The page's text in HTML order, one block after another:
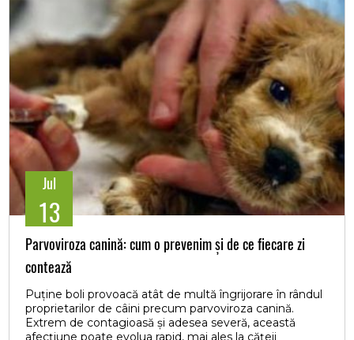
Jul
13
Parvoviroza canină: cum o prevenim și de ce fiecare zi
contează
Puține boli provoacă atât de multă îngrijorare în rândul
proprietarilor de câini precum parvoviroza canină.
Extrem de contagioasă și adesea severă, această
afecțiune poate evolua rapid, mai ales la cățeii